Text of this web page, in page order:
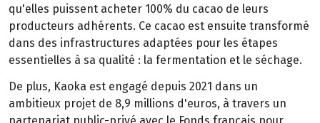
qu'elles puissent acheter 100% du cacao de leurs
producteurs adhérents. Ce cacao est ensuite transformé
dans des infrastructures adaptées pour les étapes
essentielles à sa qualité : la fermentation et le séchage.
De plus, Kaoka est engagé depuis 2021 dans un
ambitieux projet de 8,9 millions d'euros, à travers un
partenariat public-privé avec le Fonds français pour